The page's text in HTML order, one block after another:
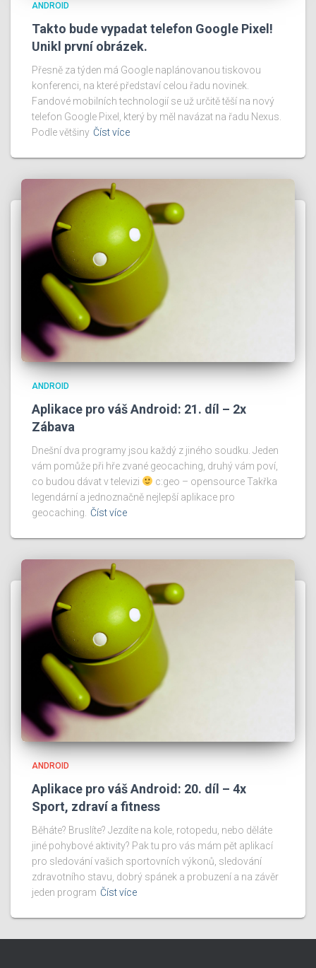
ANDROID
Takto bude vypadat telefon Google Pixel!
Unikl první obrázek.
Přesně za týden má Google naplánovanou tiskovou
konferenci, na které představí celou řadu novinek.
Fandové mobilních technologií se už určitě těší na nový
telefon Google Pixel, který by měl navázat na řadu Nexus.
Podle většiny Číst více
ANDROID
Aplikace pro váš Android: 21. díl – 2x
Zábava
Dnešní dva programy jsou každý z jiného soudku. Jeden
vám pomůže při hře zvané geocaching, druhý vám poví,
co budou dávat v televizi
c:geo – opensource Takřka
legendární a jednoznačně nejlepší aplikace pro
geocaching.
Číst více
ANDROID
Aplikace pro váš Android: 20. díl – 4x
Sport, zdraví a fitness
Běháte? Bruslíte? Jezdíte na kole, rotopedu, nebo děláte
jiné pohybové aktivity? Pak tu pro vás mám pět aplikací
pro sledování vašich sportovních výkonů, sledování
zdravotního stavu, dobrý spánek a probuzení a na závěr
jeden program Číst více